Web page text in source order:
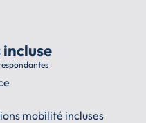
incluse
mobilité incluses